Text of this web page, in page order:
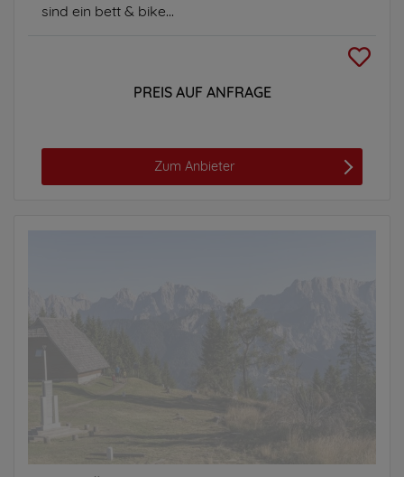
sind ein bett & bike...
PREIS AUF ANFRAGE
Zum Anbieter